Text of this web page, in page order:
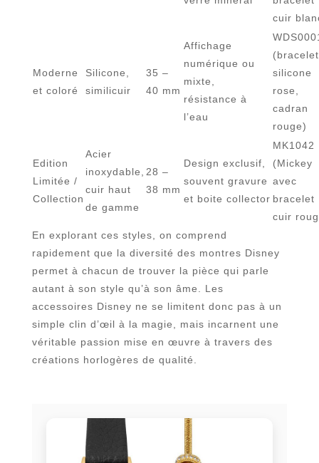
cuir
Moderne
et coloré
Silicone,
similicuir
35 –
40 mm
Affichage
numérique ou
mixte,
résistance à
l’eau
(bracelet
silicone
rose,
cadran
rouge)
Edition
Limitée /
Collection
Acier
inoxydable,
cuir haut
de gamme
28 –
38 mm
Design exclusif,
souvent gravure
et boite collector
MK1042
(Mickey
avec
bracelet
cuir
En explorant ces styles, on comprend
rapidement que la diversité des montres Disney
permet à chacun de trouver la pièce qui parle
autant à son style qu’à son âme. Les
accessoires Disney ne se limitent donc pas à un
simple clin d’œil à la magie, mais incarnent une
véritable passion mise en œuvre à travers des
créations horlogères de qualité.